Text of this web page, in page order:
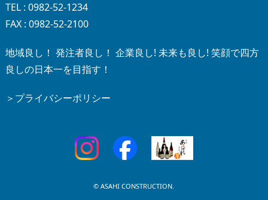
TEL : 0982-52-1234
FAX : 0982-52-2100
地域良し！ 発注者良し！ 企業良し! 未来も良し! 笑顔で四方
良しの日本一を目指す！
＞プライバシーポリシー
© ASAHI CONSTRUCTION.